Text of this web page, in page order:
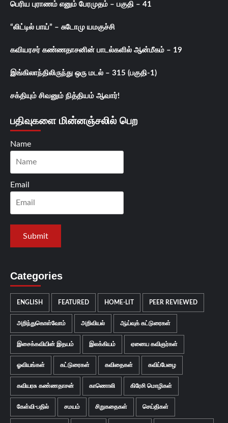
பெரிய புராணம் எனும் பேரமுதம் – பகுதி – 41
“லிட்டில் பாய்” – சுடோமு யமகுச்சி
கவியரசர் கண்ணதாசனின் பாடல்களில் ஆன்மீகம் – 19
இங்கிலாந்திலிருந்து ஒரு மடல் – 315 (பகுதி-1)
சக்தியும் சிவனும் நித்தியம் ஆவார்!
பதிவுகளை மின்னஞ்சலில் பெற
Name
Email
Categories
ENGLISH FEATURED HOME-LIT PEER REVIEWED
அறிந்துகொள்வோம் அறிவியல் ஆய்வுக் கட்டுரைகள்
இசைக்கவியின் இதயம் இலக்கியம் ஏனைய கவிஞர்கள்
ஓவியங்கள் கட்டுரைகள் கவிதைகள் கவிப்பேழை
கவியரசு கண்ணதாசன் காணொலி கிரேசி மொழிகள்
கேள்வி-பதில் சமயம் சிறுகதைகள் செய்திகள்